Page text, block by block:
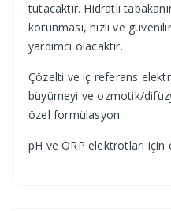
tutacaktır. Hidratlı
korunması, hızlı ve
yardımcı olacaktır.
Çözelti ve iç referans
büyümeyi ve ozmotik/
özel formülasyon
pH ve ORP elektrotları